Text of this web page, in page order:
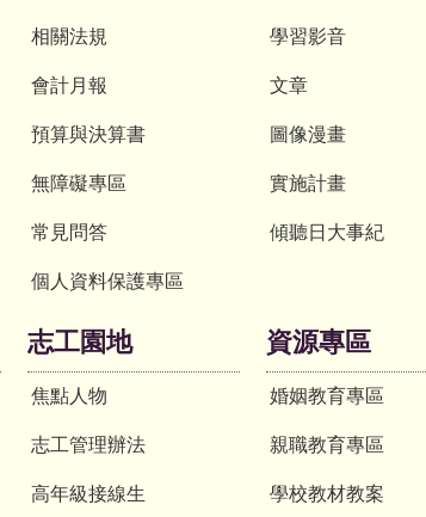
相關法規
會計月報
預算與決算書
無障礙專區
常見問答
個人資料保護專區
學習影音
文章
圖像漫畫
實施計畫
傾聽日大事紀
志工園地
焦點人物
志工管理辦法
高年級接線生
資源專區
婚姻教育專區
親職教育專區
學校教材教案